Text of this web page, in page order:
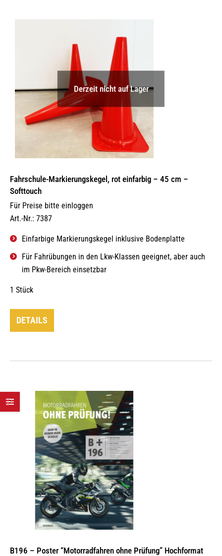
Derzeit nicht auf Lager
Fahrschule-Markierungskegel, rot einfarbig – 45 cm –
Softtouch
Für Preise bitte einloggen
Art.-Nr.: 7387
Einfarbige Markierungskegel inklusive Bodenplatte
Für Fahrübungen in den Lkw-Klassen geeignet, aber auch
im Pkw-Bereich einsetzbar
1 Stück
DETAILS
B196 – Poster “Motorradfahren ohne Prüfung” Hochformat